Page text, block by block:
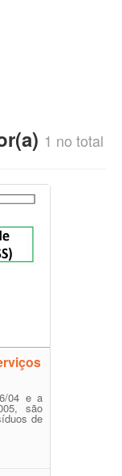
1 no total
04 e a
são
de